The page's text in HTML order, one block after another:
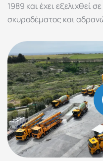
1989 και έχει εξελιχθεί
σκυροδέματος και